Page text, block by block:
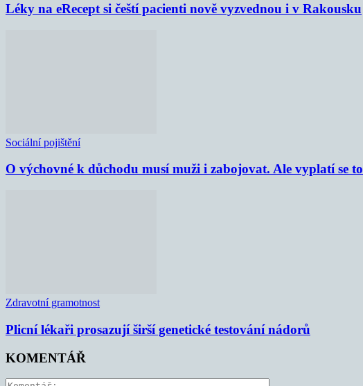
Léky na eRecept si čeští pacienti nově vyzvednou i v Rakousku
Sociální pojištění
O výchovné k důchodu musí muži i zabojovat. Ale vyplatí se to
Zdravotní gramotnost
Plicní lékaři prosazují širší genetické testování nádorů
KOMENTÁŘ